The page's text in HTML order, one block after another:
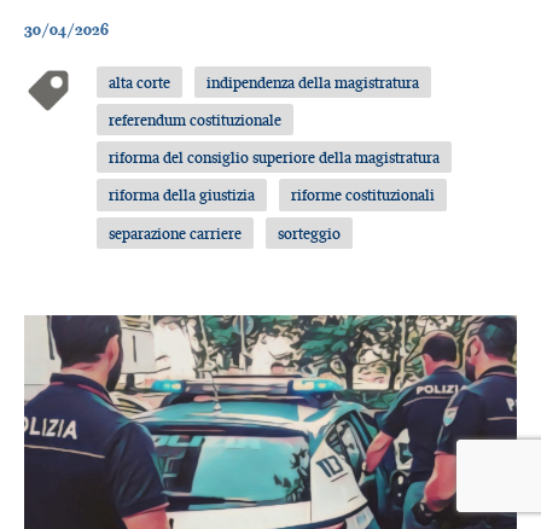
30/04/2026
alta corte
indipendenza della magistratura
referendum costituzionale
riforma del consiglio superiore della magistratura
riforma della giustizia
riforme costituzionali
separazione carriere
sorteggio